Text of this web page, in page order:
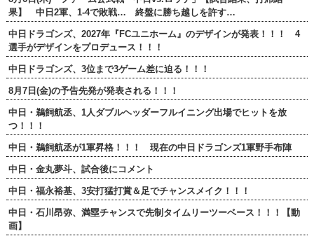
果】 中日2軍、1-4で敗戦… 終盤に勝ち越しを許す…
中日ドラゴンズ、2027年『FCユニホーム』のデザインが発表！！！ 4
選手がデザインをプロデュース！！！
中日ドラゴンズ、3位まで3ゲーム差に迫る！！！
8月7日(金)の予告先発が発表される！！！
中日・鵜飼航丞、1人ダブルヘッダーフルイニング出場でヒットを放
つ！！！
中日・鵜飼航丞が1軍昇格！！！ 現在の中日ドラゴンズ1軍野手布陣
中日・金丸夢斗、試合後にコメント
中日・福永裕基、3安打猛打賞＆足でチャンスメイク！！！
中日・石川昂弥、満塁チャンスで先制タイムリーツーベース！！！【動
画】